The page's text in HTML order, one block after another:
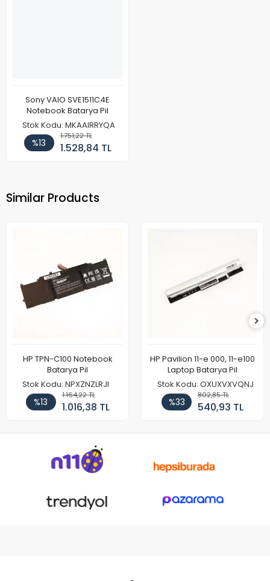
Sony VAIO SVE1511C4E
Notebook Batarya Pil
Stok Kodu: MKAAIRRYQA
%13
1.751,22 TL
1.528,84 TL
Similar Products
HP TPN-C100 Notebook
Batarya Pil
Stok Kodu: NPXZNZLRJI
%13
1.164,22 TL
1.016,38 TL
HP Pavilion 11-e 000, 11-e100
Laptop Batarya Pil
Stok Kodu: OXUXVXVQNJ
%33
802,85 TL
540,93 TL